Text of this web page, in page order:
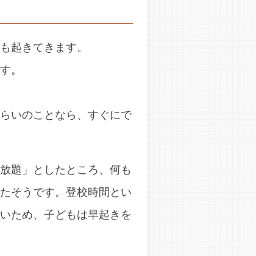
起きてきます。
。
いのことなら、すぐにで
題」としたところ、何も
そうです。登校時間とい
ため、子どもは早起きを